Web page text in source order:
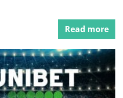
Read more